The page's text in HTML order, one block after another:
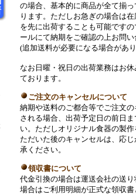
の場合、基本的に商品が全て揃
ります。ただしお急ぎの場合は
を先に出荷することも可能です
ールにて納期をご確認の上お問い
(追加送料が必要になる場合があ
なお日曜・祝日の出荷業務はお
ております。
ご注文のキャンセルについて
納期や送料のご都合等でご注文
される場合、出荷予定日の前日
い。ただしオリジナル食器の製
ただいた後のキャンセルは、応
承ください。
領収書について
代金引換の場合は運送会社の送
場合はご利用明細が正式な領収